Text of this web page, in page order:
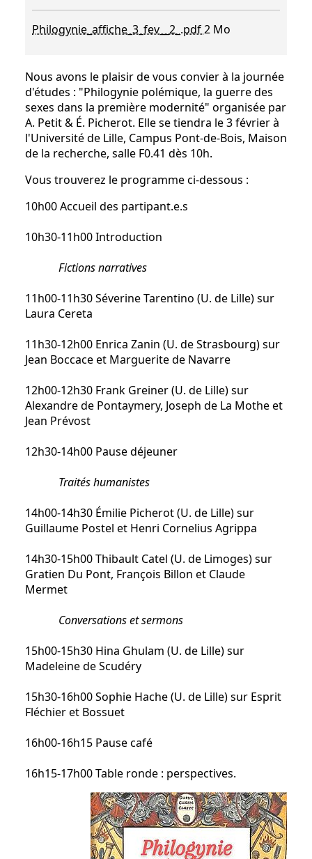
Philogynie_affiche_3_fev__2_.pdf2 Mo
Nous avons le plaisir de vous convier à la journée
d'études : "Philogynie polémique, la guerre des
sexes dans la première modernité" organisée par
A. Petit & É. Picherot. Elle se tiendra le 3 février à
l'Université de Lille, Campus Pont-de-Bois, Maison
de la recherche, salle F0.41 dès 10h.
Vous trouverez le programme ci-dessous :
10h00 Accueil des partipant.e.s
10h30-11h00 Introduction
Fictions narratives
11h00-11h30 Séverine Tarentino (U. de Lille) sur
Laura Cereta
11h30-12h00 Enrica Zanin (U. de Strasbourg) sur
Jean Boccace et Marguerite de Navarre
12h00-12h30 Frank Greiner (U. de Lille) sur
Alexandre de Pontaymery, Joseph de La Mothe et
Jean Prévost
12h30-14h00 Pause déjeuner
Traités humanistes
14h00-14h30 Émilie Picherot (U. de Lille) sur
Guillaume Postel et Henri Cornelius Agrippa
14h30-15h00 Thibault Catel (U. de Limoges) sur
Gratien Du Pont, François Billon et Claude
Mermet
Conversations et sermons
15h00-15h30 Hina Ghulam (U. de Lille) sur
Madeleine de Scudéry
15h30-16h00 Sophie Hache (U. de Lille) sur Esprit
Fléchier et Bossuet
16h00-16h15 Pause café
16h15-17h00 Table ronde : perspectives.